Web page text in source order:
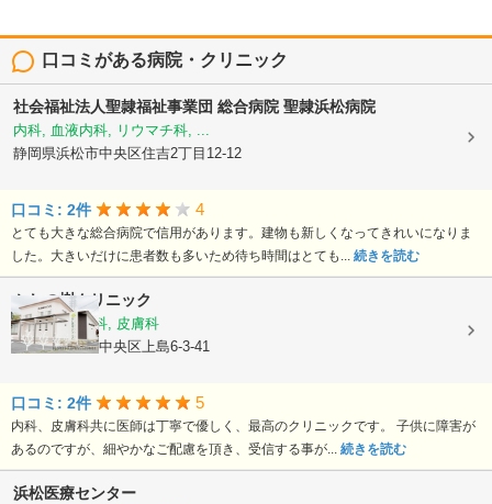
口コミがある病院・クリニック
社会福祉法人聖隷福祉事業団 総合病院 聖隷浜松病院
内科, 血液内科, リウマチ科, ...
静岡県浜松市中央区住吉2丁目12-12
口コミ: 2件 4
とても大きな総合病院で信用があります。建物も新しくなってきれいになりま
した。大きいだけに患者数も多いため待ち時間はとても... 続きを読む
かしの樹クリニック
内科, 血液内科, 皮膚科
静岡県浜松市中央区上島6-3-41
口コミ: 2件 5
内科、皮膚科共に医師は丁寧で優しく、最高のクリニックです。 子供に障害が
あるのですが、細やかなご配慮を頂き、受信する事が... 続きを読む
浜松医療センター